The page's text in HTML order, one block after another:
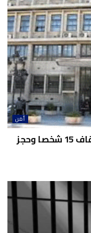
أمن
(مكافحة المضاربة والاحتكار)-إيقاف 15 شخصا وحجز